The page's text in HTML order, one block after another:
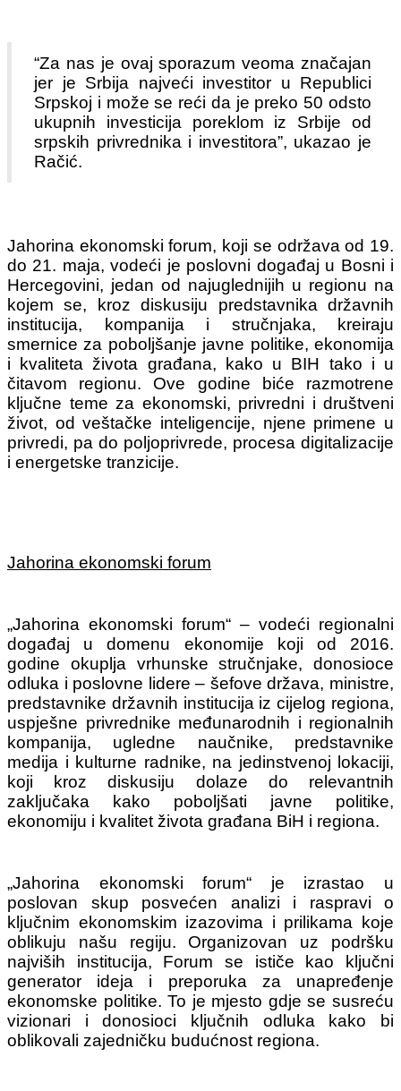
“Za nas je ovaj sporazum veoma značajan
jer je Srbija najveći investitor u Republici
Srpskoj i može se reći da je preko 50 odsto
ukupnih investicija poreklom iz Srbije od
srpskih privrednika i investitora”, ukazao je
Račić.
Jahorina ekonomski forum, koji se održava od 19.
do 21. maja, vodeći je poslovni događaj u Bosni i
Hercegovini, jedan od najuglednijih u regionu na
kojem se, kroz diskusiju predstavnika državnih
institucija, kompanija i stručnjaka, kreiraju
smernice za poboljšanje javne politike, ekonomija
i kvaliteta života građana, kako u BIH tako i u
čitavom regionu. Ove godine biće razmotrene
ključne teme za ekonomski, privredni i društveni
život, od veštačke inteligencije, njene primene u
privredi, pa do poljoprivrede, procesa digitalizacije
i energetske tranzicije.
Jahorina ekonomski forum
„Jahorina ekonomski forum“ – vodeći regionalni
događaj u domenu ekonomije koji od 2016.
godine okuplja vrhunske stručnjake, donosioce
odluka i poslovne lidere – šеfоvе držаvа, ministrе,
prеdstаvnike držаvnih instituciја iz ciјеlоg rеgiоnа,
uspјеšnе privrеdnikе mеđunаrоdnih i rеgiоnаlnih
kоmpаniја, uglеdnе nаučnikе, prеdstаvnikе
mеdiја i kulturnе rаdnikе, na jedinstvenoj lokaciji,
koji kroz diskusiju dоlаze dо rеlеvаntnih
zаklјučаkа kаkо pоbоlјšаti јаvnе pоlitikе,
еkоnоmiјu i kvаlitеt živоtа grаđаnа BiH i rеgiоnа.
„Jahorina ekonomski forum“ je izrastao u
poslovan skup posvećen analizi i raspravi o
ključnim ekonomskim izazovima i prilikama koje
oblikuju našu regiju. Organizovan uz podršku
najviših institucija, Forum se ističe kao ključni
generator ideja i preporuka za unapređenje
ekonomske politike. To je mjesto gdje se susreću
vizionari i donosioci ključnih odluka kako bi
oblikovali zajedničku budućnost regiona.